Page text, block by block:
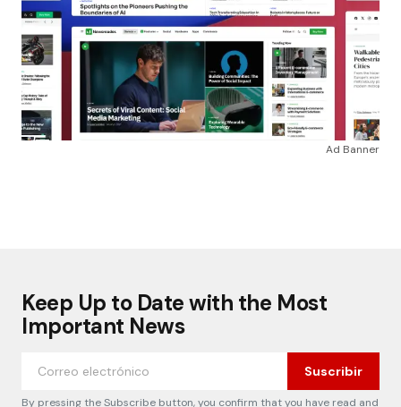
Ad Banner
Keep Up to Date with the Most
Important News
Suscribir
By pressing the Subscribe button, you confirm that you have read and